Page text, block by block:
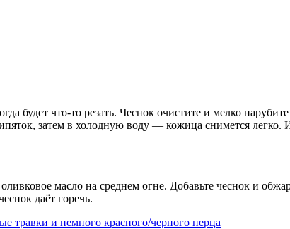
будет что-то резать. Чеснок очистите и мелко
затем в холодную воду — кожица снимется
масло на среднем огне. Добавьте чеснок и
даёт горечь.